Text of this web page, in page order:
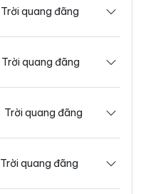
Trời quang đãng
Trời quang đãng
Trời quang đãng
Trời quang đãng